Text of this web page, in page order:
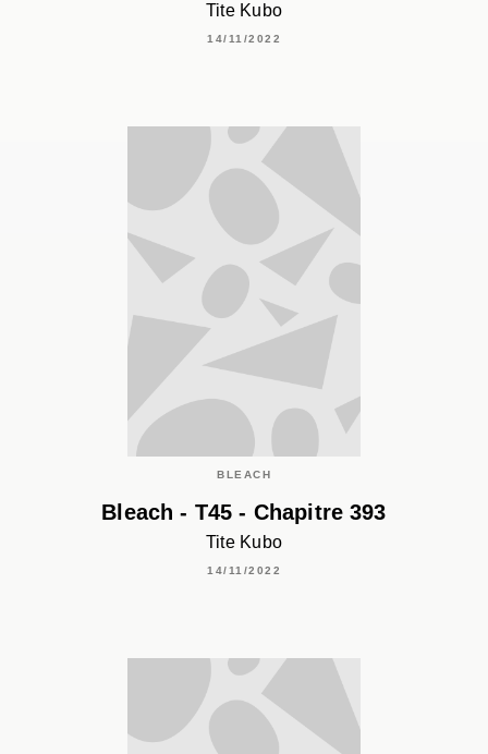
Tite Kubo
14/11/2022
BLEACH
Bleach - T45 - Chapitre 393
Tite Kubo
14/11/2022